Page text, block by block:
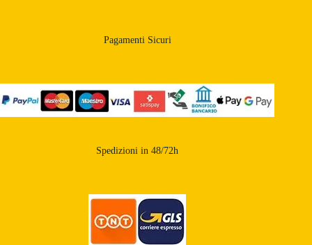
Pagamenti Sicuri
Spedizioni in 48/72h